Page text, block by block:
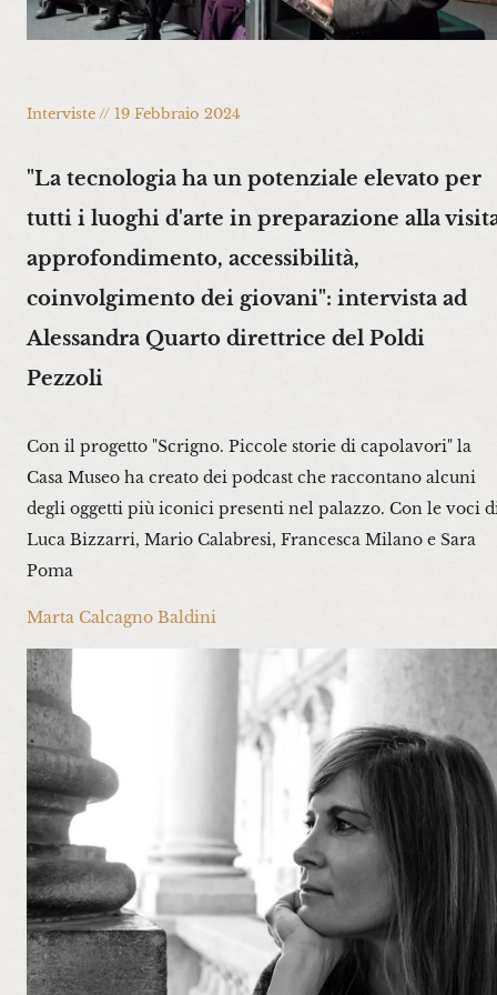
"La tecnologia ha un potenziale elevato per
tutti i luoghi d'arte in preparazione alla
approfondimento, accessibilità,
coinvolgimento dei giovani": intervista ad
Alessandra Quarto direttrice del Poldi
Pezzoli
Con il progetto "Scrigno. Piccole storie di capolavori" la
Casa Museo ha creato dei podcast che raccontano alcuni
degli oggetti più iconici presenti nel palazzo. Con le voci
Luca Bizzarri, Mario Calabresi, Francesca Milano e Sara
Poma
Marta Calcagno Baldini
Interviste // 19 Febbraio 2024